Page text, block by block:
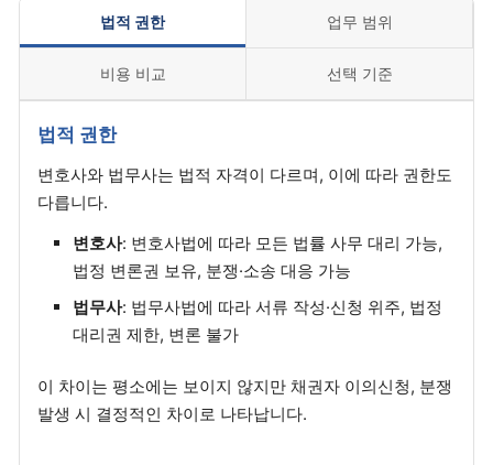
법적 권한 업무 범위
비용 비교 선택 기준
법적 권한
변호사와 법무사는 법적 자격이 다르며, 이에 따라 권한도
다릅니다.
변호사: 변호사법에 따라 모든 법률 사무 대리 가능,
법정 변론권 보유, 분쟁·소송 대응 가능
법무사: 법무사법에 따라 서류 작성·신청 위주, 법정
대리권 제한, 변론 불가
이 차이는 평소에는 보이지 않지만 채권자 이의신청, 분쟁
발생 시 결정적인 차이로 나타납니다.